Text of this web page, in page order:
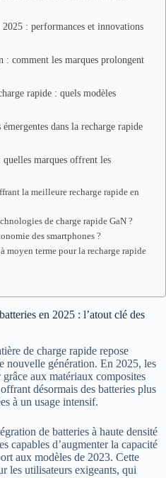
: performances et innovations
: comment les marques prolongent
rapide : quels modèles
dans la recharge rapide
marques offrent les
la meilleure recharge rapide en
de charge rapide GaN ?
des smartphones ?
moyen terme pour la recharge rapide
en 2025 : l’atout clé des
de charge rapide repose
nouvelle génération. En 2025, les
aux matériaux composites
désormais des batteries plus
à un usage intensif.
de batteries à haute densité
capables d’augmenter la capacité
aux modèles de 2023. Cette
les utilisateurs exigeants, qui